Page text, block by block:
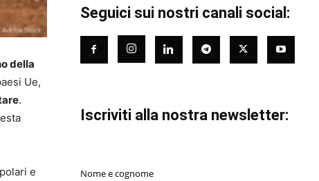
della
Ue,
.
e
Seguici sui nostri canali social:
Iscriviti alla nostra newsletter:
Nome e cognome